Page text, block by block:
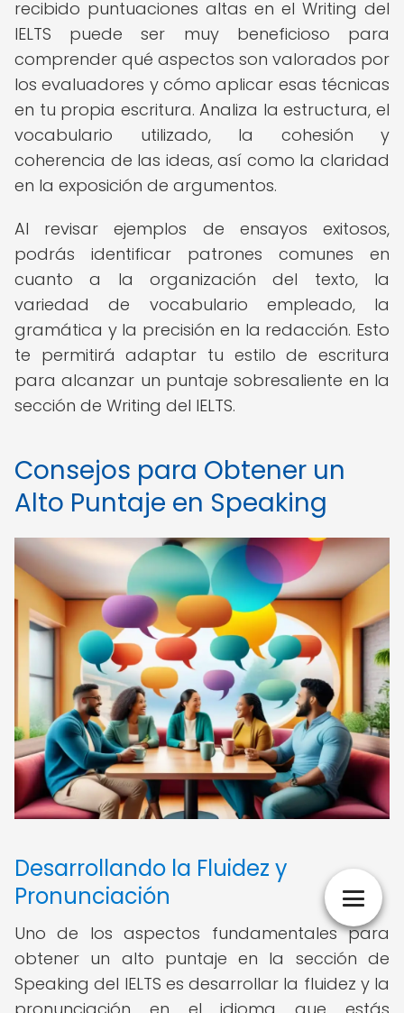
recibido puntuaciones altas en el Writing del
IELTS puede ser muy beneficioso para
comprender qué aspectos son valorados por
los evaluadores y cómo aplicar esas técnicas
en tu propia escritura. Analiza la estructura, el
vocabulario utilizado, la cohesión y
coherencia de las ideas, así como la claridad
en la exposición de argumentos.
Al revisar ejemplos de ensayos exitosos,
podrás identificar patrones comunes en
cuanto a la organización del texto, la
variedad de vocabulario empleado, la
gramática y la precisión en la redacción. Esto
te permitirá adaptar tu estilo de escritura
para alcanzar un puntaje sobresaliente en la
sección de Writing del IELTS.
Consejos para Obtener un
Alto Puntaje en Speaking
Desarrollando la Fluidez y
Pronunciación
Uno de los aspectos fundamentales para
obtener un alto puntaje en la sección de
Speaking del IELTS es desarrollar la fluidez y la